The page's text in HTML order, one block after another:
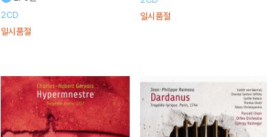
2CD
일시품절
일시품절